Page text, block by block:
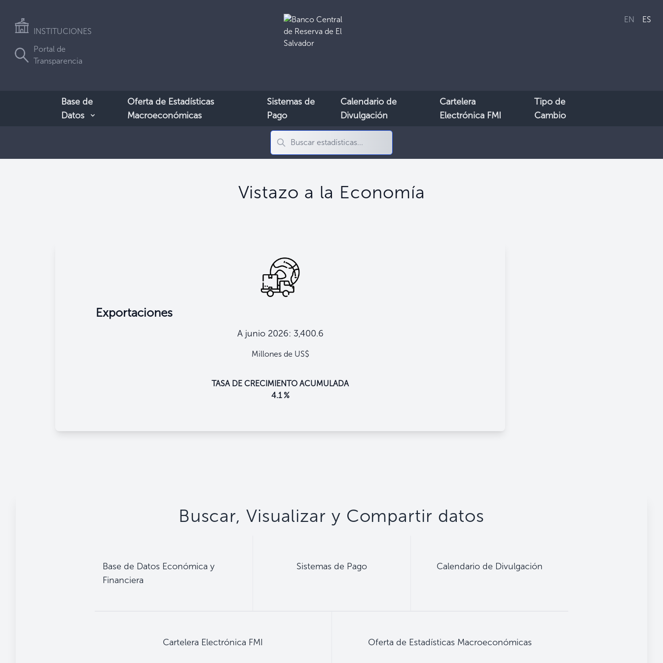
INSTITUCIONES
Portal de
Transparencia
EN ES
Base de
Datos
Oferta de Estadísticas
Macroeconómicas
Sistemas de
Pago
Calendario de
Divulgación
Cartelera
Electrónica FMI
Tipo de
Cambio
Vistazo a la Economía
Exportaciones
A junio 2026: 3,400.6
Millones de US$
TASA DE CRECIMIENTO ACUMULADA
4.1 %
Buscar, Visualizar y Compartir datos
Base de Datos Económica y
Financiera
Sistemas de Pago Calendario de Divulgación
Cartelera Electrónica FMI Oferta de Estadísticas Macroeconómicas